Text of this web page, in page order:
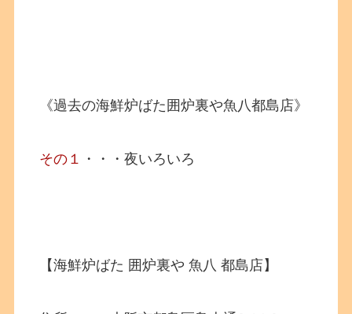
《過去の海鮮炉ばた囲炉裏や魚八都島店》
その１ ・・・夜いろいろ
【海鮮炉ばた 囲炉裏や 魚八 都島店】